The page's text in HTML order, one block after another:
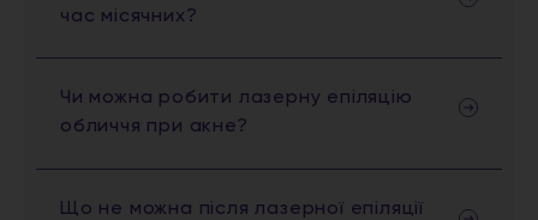
час місячних?
Чи можна робити лазерну епіляцію
обличчя при акне?
Що не можна після лазерної епіляції